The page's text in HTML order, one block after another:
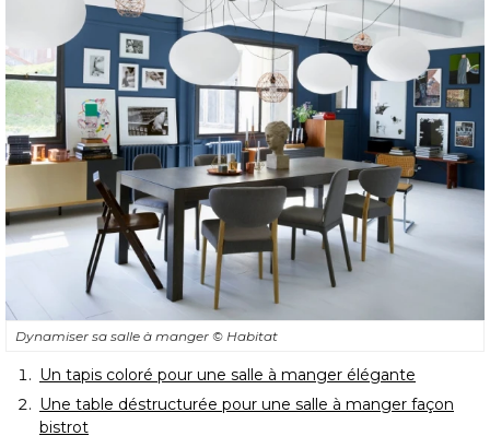
Dynamiser sa salle à manger © Habitat
Un tapis coloré pour une salle à manger élégante
Une table déstructurée pour une salle à manger façon
bistrot